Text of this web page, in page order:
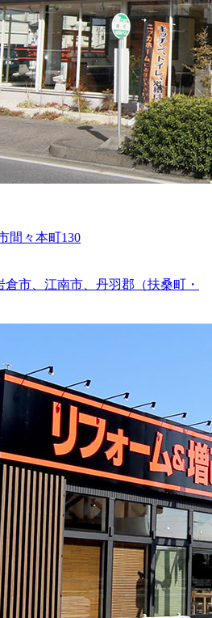
間々本町130
市、江南市、丹羽郡（扶桑町・